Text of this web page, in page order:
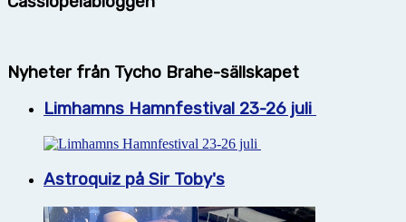
Nyheter från Tycho Brahe-sällskapet
Limhamns Hamnfestival 23-26 juli
Astroquiz på Sir Toby's